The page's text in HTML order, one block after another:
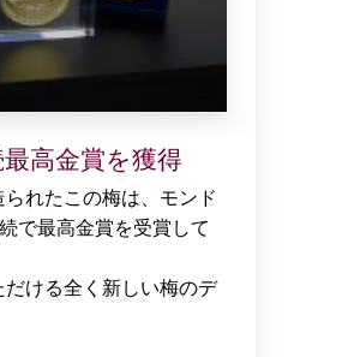
高金賞を獲得
れたこの梅は、モンド
で最高金賞を受賞して
ける全く新しい梅のデ